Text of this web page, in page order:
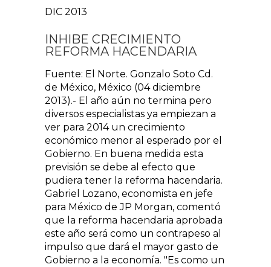
DIC 2013
INHIBE CRECIMIENTO
REFORMA HACENDARIA
Fuente: El Norte. Gonzalo Soto Cd.
de México, México (04 diciembre
2013).- El año aún no termina pero
diversos especialistas ya empiezan a
ver para 2014 un crecimiento
económico menor al esperado por el
Gobierno. En buena medida esta
previsión se debe al efecto que
pudiera tener la reforma hacendaria.
Gabriel Lozano, economista en jefe
para México de JP Morgan, comentó
que la reforma hacendaria aprobada
este año será como un contrapeso al
impulso que dará el mayor gasto de
Gobierno a la economía. "Es como un